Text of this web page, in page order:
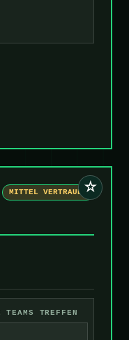
☆
MITTEL VERTRAUEN
TEAMS TREFFEN